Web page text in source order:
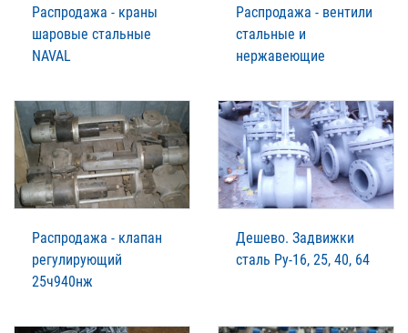
Распродажа - краны
шаровые стальные
NAVAL
Распродажа - вентили
стальные и
нержавеющие
Распродажа - клапан
регулирующий
25ч940нж
Дешево. Задвижки
сталь Ру-16, 25, 40, 64